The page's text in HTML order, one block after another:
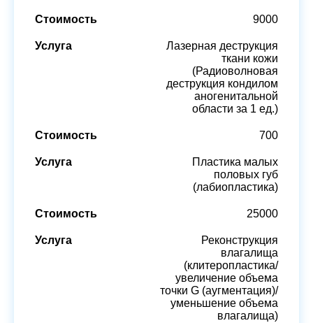
9000
Лазерная деструкция
ткани кожи
(Радиоволновая
деструкция кондилом
аногенитальной
области за 1 ед.)
700
Пластика малых
половых губ
(лабиопластика)
25000
Реконструкция
влагалища
(клитеропластика/
увеличение объема
точки G (аугментация)/
уменьшение объема
влагалища)